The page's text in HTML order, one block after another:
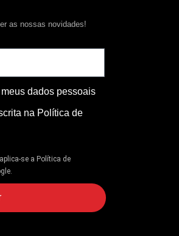
as nossas novidades!
dados pessoais
na Política de
se a Política de